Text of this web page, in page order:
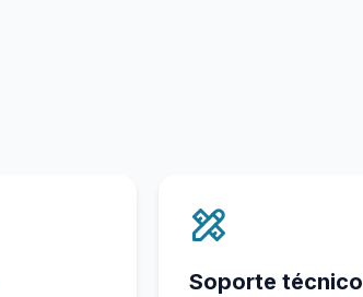
Soporte técnico